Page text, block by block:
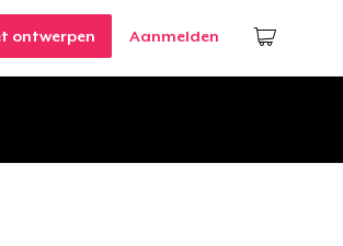
ontwerpen Aanmelden